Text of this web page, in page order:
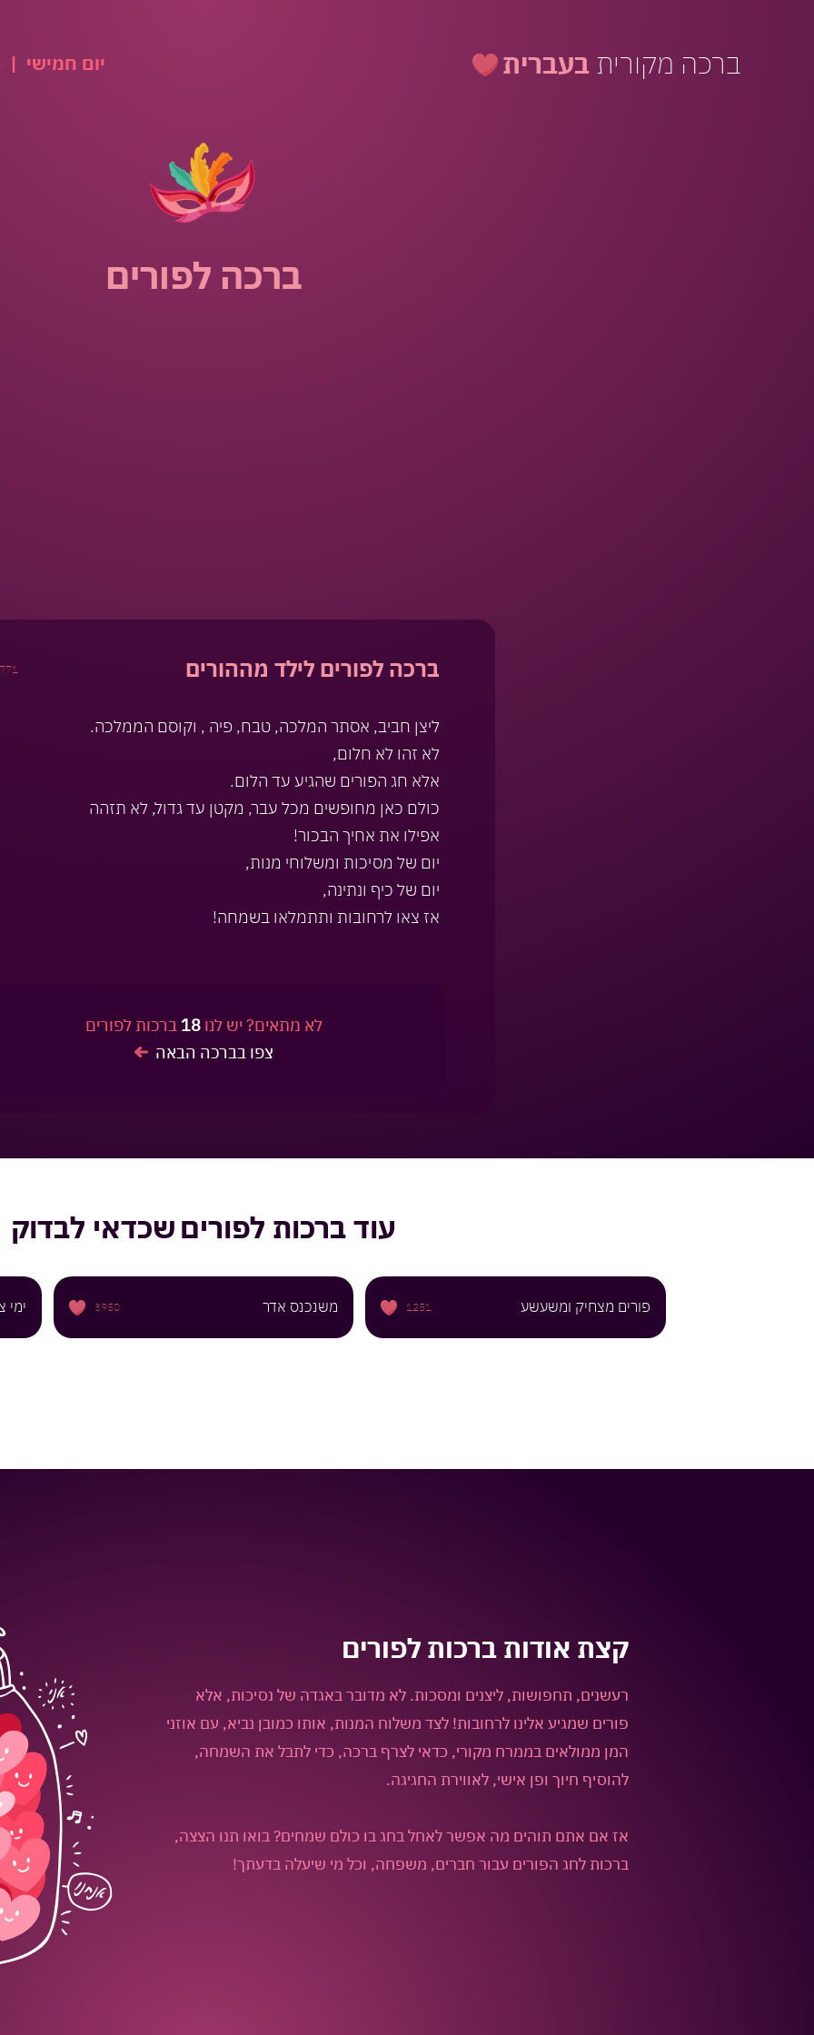
ברכה מקורית בעברית יום חמישי |
ברכה לפורים
ברכה לפורים לילד מההורים
ליצן חביב, אסתר המלכה, טבח, פיה , וקוסם הממלכה.
לא זהו לא חלום,
אלא חג הפורים שהגיע עד הלום.
כולם כאן מחופשים מכל עבר, מקטן עד גדול, לא תזהה
אפילו את אחיך הבכור!
יום של מסיכות ומשלוחי מנות,
יום של כיף ונתינה,
אז צאו לרחובות ותתמלאו בשמחה!
לא מתאים? יש לנו18ברכות לפורים
צפו בברכה הבאה
עודברכות לפוריםשכדאי לבדוק
פורים מצחיק ומשעשע 1251 משנכנס אדר 3950
קצת אודות ברכות לפורים
רעשנים, תחפושות, ליצנים ומסכות. לא מדובר באגדה של נסיכות, אלא
פורים שמגיע אלינו לרחובות! לצד משלוח המנות, אותו כמובן נביא, עם אוזני
המן ממולאים בממרח מקורי, כדאי לצרף ברכה, כדי לתבל את השמחה,
להוסיף חיוך ופן אישי, לאווירת החגיגה.
אז אם אתם תוהים מה אפשר לאחל בחג בו כולם שמחים? בואו תנו הצצה,
ברכות לחג הפורים עבור חברים, משפחה, וכל מי שיעלה בדעתך!